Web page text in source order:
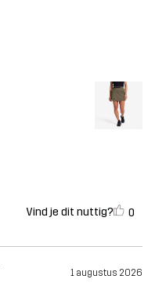
Vind je dit nuttig? 0
1 augustus 2026